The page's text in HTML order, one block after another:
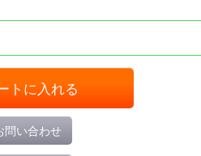
トに入れる
問い合わせ